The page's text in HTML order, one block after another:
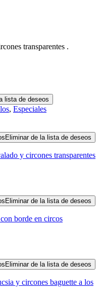
transparentes .
lista de deseos
, Especiales
Eliminar de la lista de deseos
y circones transparentes
Eliminar de la lista de deseos
borde en circos
Eliminar de la lista de deseos
y circones baguette a los